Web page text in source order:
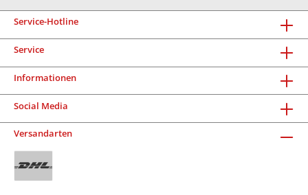
Service-Hotline
Service
Informationen
Social Media
Versandarten